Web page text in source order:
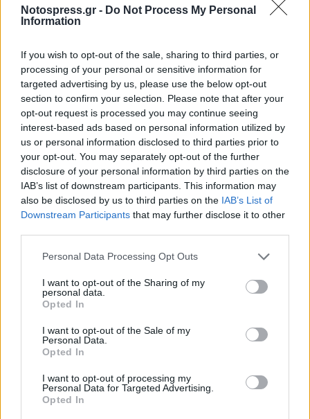
Notospress.gr - Do Not Process My Personal
Information
If you wish to opt-out of the sale, sharing to third parties, or
processing of your personal or sensitive information for
targeted advertising by us, please use the below opt-out
section to confirm your selection. Please note that after your
opt-out request is processed you may continue seeing
interest-based ads based on personal information utilized by
us or personal information disclosed to third parties prior to
your opt-out. You may separately opt-out of the further
disclosure of your personal information by third parties on the
IAB’s list of downstream participants. This information may
also be disclosed by us to third parties on the IAB’s List of
Downstream Participants that may further disclose it to other
Personal Data Processing Opt Outs
I want to opt-out of the Sharing of my
personal data.
Opted In
I want to opt-out of the Sale of my
Personal Data.
Opted In
I want to opt-out of processing my
Personal Data for Targeted Advertising.
Opted In
TAGS: ΠΕΡΙΦΕΡΕΙΑ ΠΕΛΟΠΟΝΝΗΣΟΥ
ΑΓΡΟΤΙΚΑ